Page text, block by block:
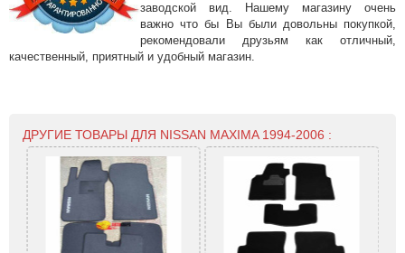
заводской вид. Нашему магазину очень
важно что бы Вы были довольны покупкой,
рекомендовали друзьям как отличный,
качественный, приятный и удобный магазин.
ДРУГИЕ ТОВАРЫ ДЛЯ NISSAN MAXIMA 1994-2006 :